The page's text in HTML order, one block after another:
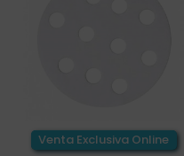
Venta Exclusiva Online